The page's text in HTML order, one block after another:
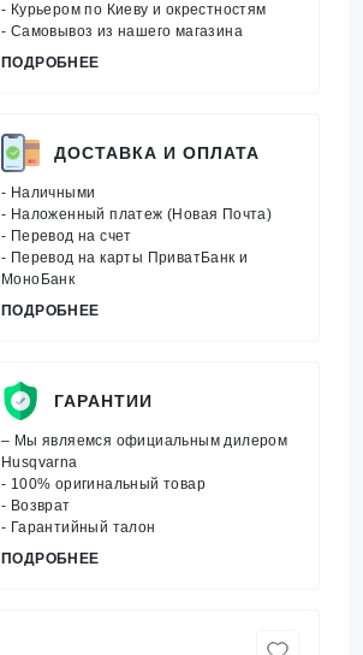
- Курьером по Киеву и окрестностям
- Самовывоз из нашего магазина
ПОДРОБНЕЕ
ДОСТАВКА И ОПЛАТА
- Наличными
- Наложенный платеж (Новая Почта)
- Перевод на счет
- Перевод на карты ПриватБанк и
МоноБанк
ПОДРОБНЕЕ
ГАРАНТИИ
– Мы являемся официальным дилером
Husqvarna
- 100% оригинальный товар
- Возврат
- Гарантийный талон
ПОДРОБНЕЕ